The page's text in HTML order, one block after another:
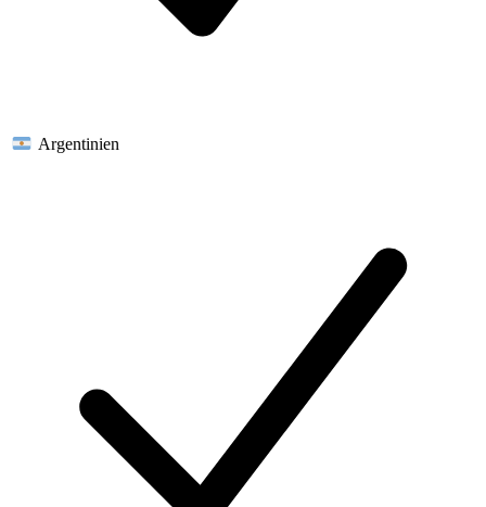
Argentinien